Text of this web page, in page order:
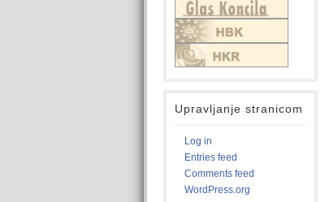
Upravljanje stranicom
Log in
Entries feed
Comments feed
WordPress.org